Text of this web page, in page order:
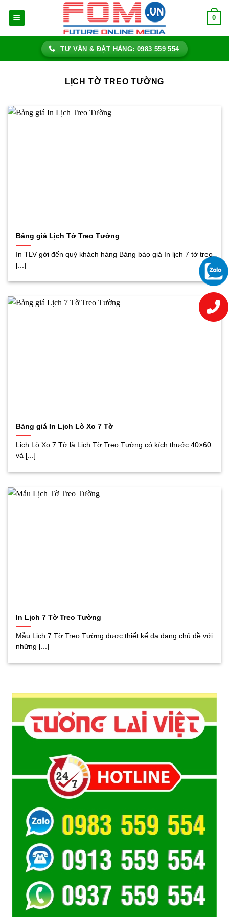
0
TƯ VẤN & ĐẶT HÀNG: 0983 559 554
LỊCH TỜ TREO TƯỜNG
Bảng giá Lịch Tờ Treo Tường
In TLV gởi đến quý khách hàng Bảng báo giá In lịch 7 tờ treo
[...]
Bảng giá In Lịch Lò Xo 7 Tờ
Lịch Lò Xo 7 Tờ là Lịch Tờ Treo Tường có kích thước 40×60
và [...]
In Lịch 7 Tờ Treo Tường
Mẫu Lịch 7 Tờ Treo Tường được thiết kế đa dạng chủ đề với
những [...]